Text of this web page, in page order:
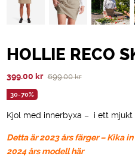
HOLLIE RECO
699.00kr
Det
ursprungliga
priset
var:
399.00 kr
Det
nuvarande
priset
är:
30-70%
Kjol med innerbyxa – i ett mjukt
Detta är 2023 års färger – Kika
2024 års modell här